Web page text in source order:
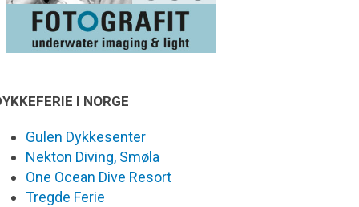
I NORGE
Gulen Dykkesenter
Nekton Diving, Smøla
One Ocean Dive Resort
Tregde Ferie